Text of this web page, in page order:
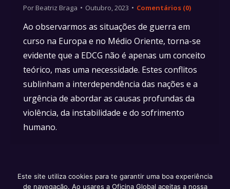
Por Beatriz Braga Outubro, 2023 Comentários (0)
Ao observarmos as situações de guerra em
curso na Europa e no Médio Oriente, torna-se
evidente que a EDCG não é apenas um conceito
teórico, mas uma necessidade. Estes conflitos
sublinham a interdependência das nações e a
urgência de abordar as causas profundas da
violência, da instabilidade e do sofrimento
humano.
Este site utiliza cookies para te garantir uma boa experiência
de navegação. Ao usares a Oficina Global aceitas a nossa